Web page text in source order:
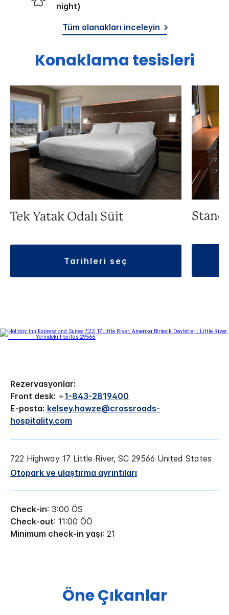
night)
Tüm olanakları inceleyin
Konaklama tesisleri
Tek Yatak Odalı Süit
tarihleri seç
Rezervasyonlar:
Front desk: +1-843-2819400
E-posta: kelsey.howze@crossroads-
hospitality.com
722 Highway 17 Little River, SC 29566 United States
Otopark ve ulaştırma ayrıntıları
Check-in: 3:00 ÖS
Check-out: 11:00 ÖÖ
Minimum check-in yaşı: 21
Öne Çıkanlar